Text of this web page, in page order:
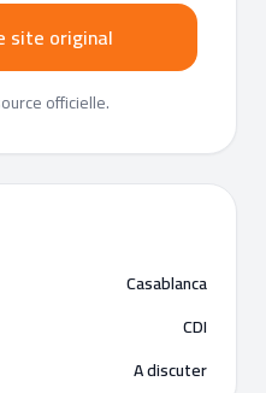
site original
officielle.
Casablanca
CDI
A discuter